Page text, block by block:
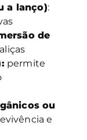
a lanço):
de
permite
ou
e